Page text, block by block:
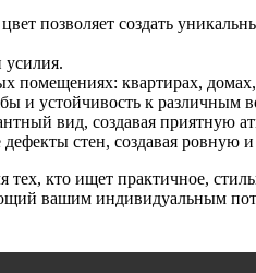
позволяет создать
усилия.
помещениях: квартирах,
и устойчивость к различным
вид, создавая приятную
стен, создавая ровную
кто ищет практичное,
вашим индивидуальным